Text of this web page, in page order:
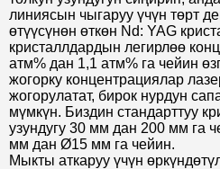
линиясын чыгаруу үчүн төрт
өтүүсүнөн өткөн Nd: YAG
кристаллдардын легирлөө
атм% дан 1,1 атм% га чейин
жогорку концентрациялар
жогорулатат, бирок нурдун
мүмкүн. Биздин стандарттуу
узундугу 30 мм дан 200 мм га
мм дан Ø15 мм га чейин.
Мыкты аткаруу үчүн